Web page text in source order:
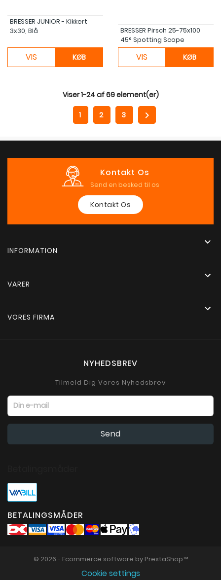
BRESSER JUNIOR - Kikkert
3x30, Blå
VIS KØB
BRESSER Pirsch 25-75x100
45° Spotting Scope
VIS KØB
Viser 1-24 af 69 element(er)
1 2 3 
Kontakt Os
Send en besked til os
Kontakt Os
INFORMATION

VARER

VORES FIRMA

NYHEDSBREV
Tilmeld Dig Vores Nyhedsbrev
BETALINGSMÅDER
© 2026 - Ecommerce software by PrestaShop™
Cookie settings